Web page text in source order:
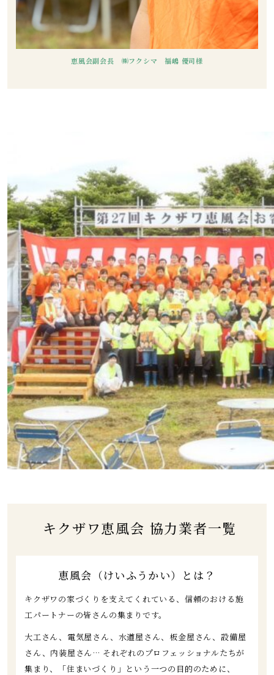
恵風会副会長 ㈱フクシマ 福嶋 優司様
️ キクザワ恵風会 協力業者一覧
恵風会（けいふうかい）とは？
キクザワの家づくりを支えてくれている、信頼のおける施
工パートナーの皆さんの集まりです。
大工さん、電気屋さん、水道屋さん、板金屋さん、設備屋
さん、内装屋さん… それぞれのプロフェッショナルたちが
集まり、「住まいづくり」という一つの目的のために、